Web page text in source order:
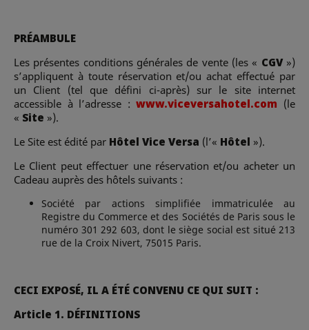
ACTUALITÉS PHOTOS
FR
PRÉAMBULE
Les présentes conditions générales de vente (les « CGV»)
s’appliquent à toute réservation et/ou achat effectué par
un Client (tel que défini ci-après) sur le site internet
accessible à l’adresse :www.viceversahotel.com (le
« Site »).
Le Site est édité par Hôtel Vice Versa (l’« Hôtel »).
Le Client peut effectuer une réservation et/ou acheter un
Cadeau auprès des hôtels suivants :
Société par actions simplifiée immatriculée au
Registre du Commerce et des Sociétés de Paris sous le
numéro 301 292 603, dont le siège social est situé 213
rue de la Croix Nivert, 75015 Paris.
CECI EXPOSÉ, IL A ÉTÉ CONVENU CE QUI SUIT :
Article 1. DÉFINITIONS